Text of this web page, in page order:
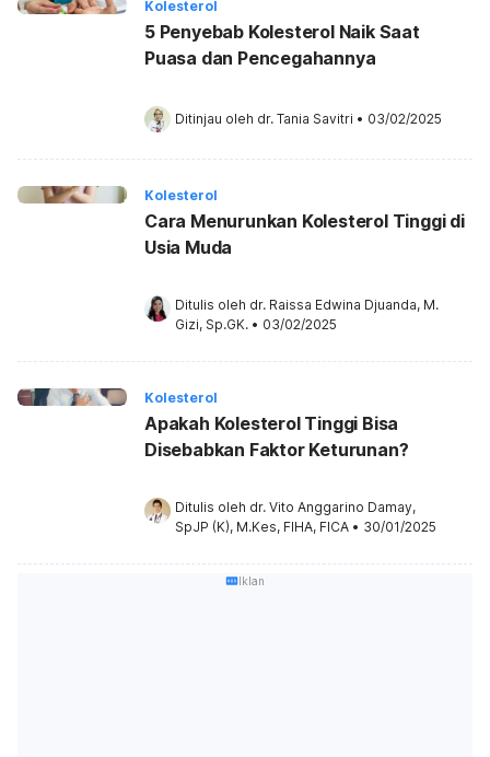
Kolesterol
5 Penyebab Kolesterol Naik Saat
Puasa dan Pencegahannya
Ditinjau oleh dr. Tania Savitri • 03/02/2025
Kolesterol
Cara Menurunkan Kolesterol Tinggi di
Usia Muda
Ditulis oleh dr. Raissa Edwina Djuanda, M.
Gizi, Sp.GK. • 03/02/2025
Kolesterol
Apakah Kolesterol Tinggi Bisa
Disebabkan Faktor Keturunan?
Ditulis oleh dr. Vito Anggarino Damay,
SpJP (K), M.Kes, FIHA, FICA • 30/01/2025
Iklan